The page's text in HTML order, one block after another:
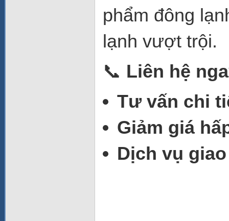
phẩm đông
lạnh vượt trội.
📞 Liên hệ
Tư vấn chi
Giảm giá
Dịch vụ